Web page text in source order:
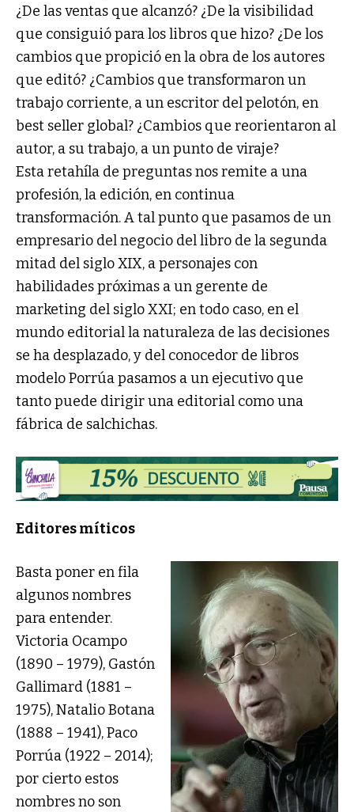
¿De las ventas que alcanzó? ¿De la visibilidad
que consiguió para los libros que hizo? ¿De los
cambios que propició en la obra de los autores
que editó? ¿Cambios que transformaron un
trabajo corriente, a un escritor del pelotón, en
best seller global? ¿Cambios que reorientaron al
autor, a su trabajo, a un punto de viraje?
Esta retahíla de preguntas nos remite a una
profesión, la edición, en continua
transformación. A tal punto que pasamos de un
empresario del negocio del libro de la segunda
mitad del siglo XIX, a personajes con
habilidades próximas a un gerente de
marketing del siglo XXI; en todo caso, en el
mundo editorial la naturaleza de las decisiones
se ha desplazado, y del conocedor de libros
modelo Porrúa pasamos a un ejecutivo que
tanto puede dirigir una editorial como una
fábrica de salchichas.
Editores míticos
Basta poner en fila
algunos nombres
para entender.
Victoria Ocampo
(1890 – 1979), Gastón
Gallimard (1881 –
1975), Natalio Botana
(1888 – 1941), Paco
Porrúa (1922 – 2014);
por cierto estos
nombres no son